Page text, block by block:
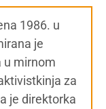
1986. u
je
u mirnom
za
je direktorka